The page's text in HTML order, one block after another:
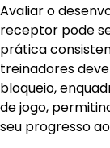
Avaliar o
receptor pode
prática
treinadores
bloqueio,
de jogo,
seu progresso